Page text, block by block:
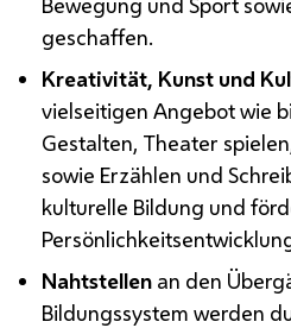
geschaffen.
Kreativität, Kunst und
vielseitigen Angebot wie
Gestalten, Theater
sowie Erzählen und
kulturelle Bildung und
Nahtstellen an den
Bildungssystem werden